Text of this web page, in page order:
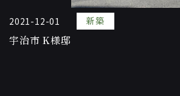
2021-12-01 新築
宇治市 K様邸